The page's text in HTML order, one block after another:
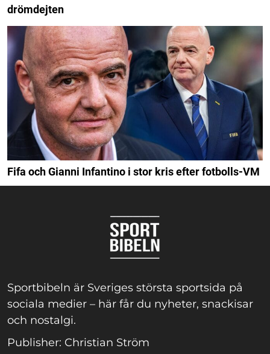
drömdejten
Fifa och Gianni Infantino i stor kris efter fotbolls-VM
Sportbibeln är Sveriges största sportsida på
sociala medier – här får du nyheter, snackisar
och nostalgi.
Publisher: Christian Ström